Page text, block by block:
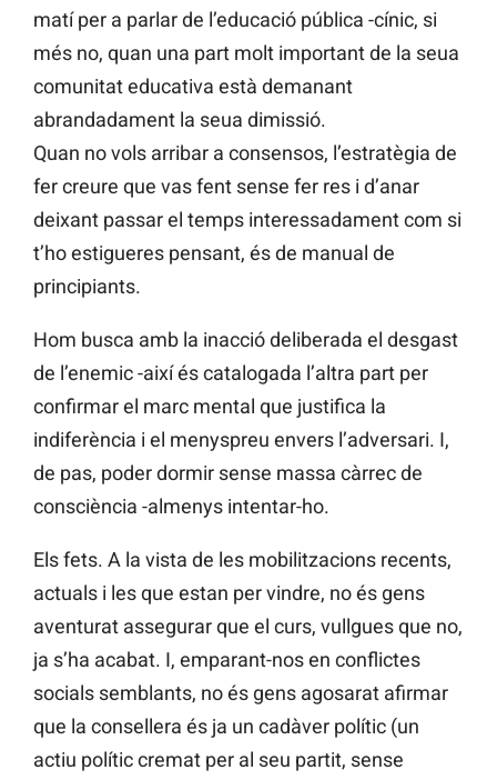
matí per a parlar de l’educació pública -cínic, si
més no, quan una part molt important de la seua
comunitat educativa està demanant
abrandadament la seua dimissió.
Quan no vols arribar a consensos, l’estratègia de
fer creure que vas fent sense fer res i d’anar
deixant passar el temps interessadament com si
t’ho estigueres pensant, és de manual de
principiants.
Hom busca amb la inacció deliberada el desgast
de l’enemic -així és catalogada l’altra part per
confirmar el marc mental que justifica la
indiferència i el menyspreu envers l’adversari. I,
de pas, poder dormir sense massa càrrec de
consciència -almenys intentar-ho.
Els fets. A la vista de les mobilitzacions recents,
actuals i les que estan per vindre, no és gens
aventurat assegurar que el curs, vullgues que no,
ja s’ha acabat. I, emparant-nos en conflictes
socials semblants, no és gens agosarat afirmar
que la consellera és ja un cadàver polític (un
actiu polític cremat per al seu partit, sense